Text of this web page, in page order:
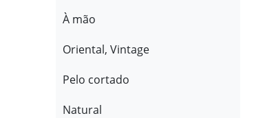
À mão
Oriental, Vintage
Pelo cortado
Natural